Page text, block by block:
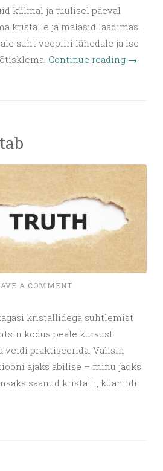
külmal ja tuulisel päeval
kristalle ja malasid laadimas.
suht veepiiri lähedale ja ise
Continue reading →
A COMMENT
kristallidega suhtlemist
kodus peale kursust
veidi praktiseerida. Valisin
ajaks abilise – minu jaoks
saanud kristalli, küaniidi.